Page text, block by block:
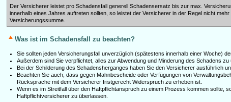
Der Versicherer leistet pro Schadensfall generell Schadensersatz bis zur max.
innerhalb eines Jahres auftreten sollten, so leistet der Versicherer in der Regel nicht
Versicherungssumme.
Was ist im Schadensfall zu beachten?
Sie sollten jeden Versicherungsfall unverzüglich (spätestens innerhalb einer Woche)
Außerdem sind Sie verpflichtet, alles zur Abwendung und Minderung des Schadens zu
Bei der Schilderung des Schadensherganges haben Sie den Versicherer ausführlich
Beachten Sie auch, dass gegen Mahnbescheide oder Verfügungen von
Rücksprache mit dem Versicherer fristgerecht Widerspruch zu erheben ist.
Wenn es im Streitfall über den Haftpflichtanspruch zu einem Prozess kommen sollte,
Haftpflichtversicherer zu überlassen.